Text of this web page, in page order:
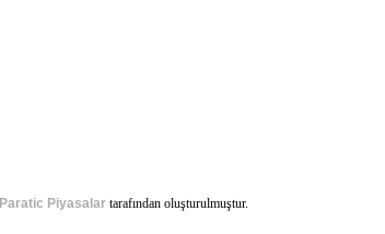
Paratic Piyasalar tarafından oluşturulmuştur.